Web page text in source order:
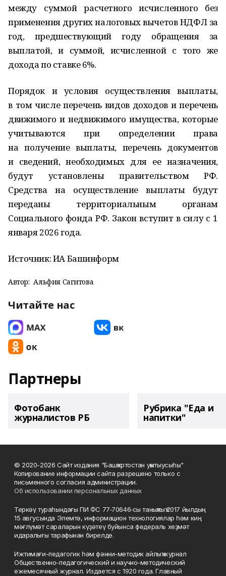
между суммой расчетного исчисленного без
применения других налоговых вычетов НДФЛ за
год, предшествующий году обращения за
выплатой, и суммой, исчисленной с того же
дохода по ставке 6%.
Порядок и условия осуществления выплаты,
в том числе перечень видов доходов и перечень
движимого и недвижимого имущества, которые
учитываются при определении права
на получение выплаты, перечень документов
и сведений, необходимых для ее назначения,
будут установлены правительством РФ.
Средства на осуществление выплаты будут
переданы территориальным органам
Социального фонда РФ. Закон вступит в силу с 1
января 2026 года.
Источник: ИА Башинформ
Автор: Альфия Сагитова
Читайте нас
Партнеры
Фотобанк
журналистов РБ
Рубрика "Еда и
напитки"
© 2020-2026 Сайт издания "Башҡортостан уҡытыусыһы"
Копирование информации сайта разрешено только с
письменного согласия администрации.
Об использовании персональных данных
Теркәү тураһындағы ПИ ФС 77‑70646‑сы таныҡлыҡ 2017 йылдың
15 авгусында Элемтә, информацион технологиялар һәм киң
мәғлүмәт сараларын күҙәтеү буйынса федераль хеҙмәт
идаралығы тарафынан бирелде.
Ижтимағи-педагогик һәм фәнни-методик айлыҡ журнал
Общественно-педагогический и научно-методический
ежемесячный журнал. Издается с 1920 года. Главный